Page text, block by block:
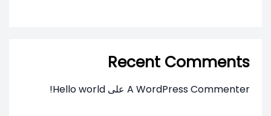
Recent Comments
A WordPress Commenter على Hello world!